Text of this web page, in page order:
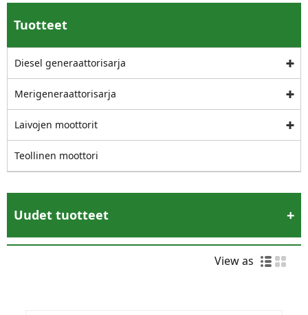
Tuotteet
Diesel generaattorisarja
Merigeneraattorisarja
Laivojen moottorit
Teollinen moottori
Uudet tuotteet
View as